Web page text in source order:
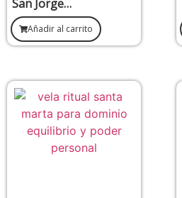
San Jorge –
Victoria,
Protección
Activa y
Obstáculos
Añadir al carrito